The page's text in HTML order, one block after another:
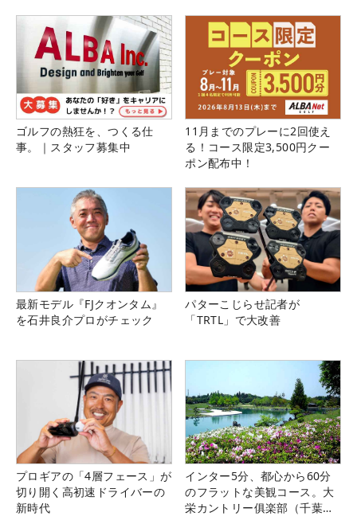
ゴルフの熱狂を、つくる仕
事。｜スタッフ募集中
11月までのプレーに2回使え
る！コース限定3,500円クー
ポン配布中！
最新モデル『FJクオンタム』
を石井良介プロがチェック
パターこじらせ記者が
「TRTL」で大改善
プロギアの「4層フェース」が
切り開く高初速ドライバーの
新時代
インター5分、都心から60分
のフラットな美観コース。大
栄カントリー俱楽部（千葉